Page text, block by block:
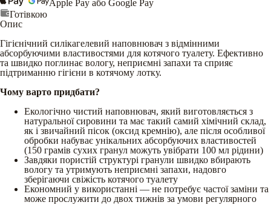
Apple Pay або Google Pay
Готівкою
Опис
Гігієнічний силікагелевий наповнювач з відмінними
абсорбуючими властивостями для котячого туалету. Ефективно
та швидко поглинає вологу, неприємні запахи та сприяє
підтриманню гігієни в котячому лотку.
Чому варто придбати?
Екологічно чистий наповнювач, який виготовляється з
натуральної сировини та має такий самий хімічний склад,
як і звичайний пісок (оксид кремнію), але після особливої
обробки набуває унікальних абсорбуючих властивостей
(150 грамів сухих гранул можуть увібрати 100 мл рідини)
Завдяки пористій структурі гранули швидко вбирають
вологу та утримують неприємні запахи, надовго
зберігаючи свіжість котячого туалету
Економний у використанні — не потребує частої заміни та
може прослужити до двох тижнів за умови регулярного